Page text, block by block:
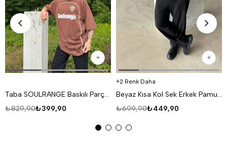
Taba SOULRANGE Baskılı Parçalı Oversize T-SHIRT PNC 1009
₺399,90
₺829,90
2 Renk Daha
Beyaz Kısa Kol Sek Erkek Pamuk Likralı T-SHİRT SC
₺449,90
₺699,90